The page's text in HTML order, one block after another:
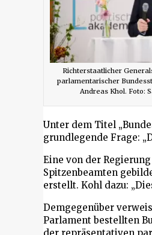
Richterstaatlicher
parlamentarischer
Andreas Khol. Foto:
Unter dem Titel
grundlegende Frage:
Eine von der
Spitzenbeamten
erstellt. Kohl dazu:
Demgegenüber
Parlament bestellten